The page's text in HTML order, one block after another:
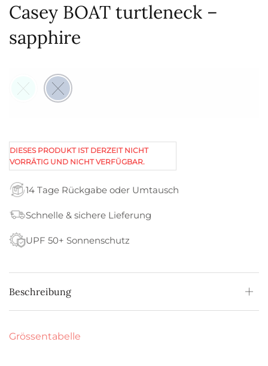
Casey BOAT turtleneck –
sapphire
DIESES PRODUKT IST DERZEIT NICHT
VORRÄTIG UND NICHT VERFÜGBAR.
14 Tage Rückgabe oder Umtausch
Schnelle & sichere Lieferung
UPF 50+ Sonnenschutz
Beschreibung
Grössentabelle